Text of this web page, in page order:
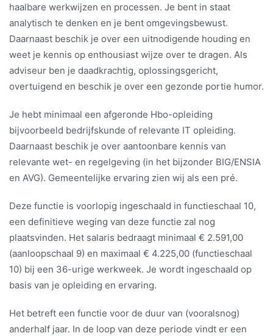
haalbare werkwijzen en processen. Je bent in staat
analytisch te denken en je bent omgevingsbewust.
Daarnaast beschik je over een uitnodigende houding en
weet je kennis op enthousiast wijze over te dragen. Als
adviseur ben je daadkrachtig, oplossingsgericht,
overtuigend en beschik je over een gezonde portie humor.
Je hebt minimaal een afgeronde Hbo-opleiding
bijvoorbeeld bedrijfskunde of relevante IT opleiding.
Daarnaast beschik je over aantoonbare kennis van
relevante wet- en regelgeving (in het bijzonder BIG/ENSIA
en AVG). Gemeentelijke ervaring zien wij als een pré.
Deze functie is voorlopig ingeschaald in functieschaal 10,
een definitieve weging van deze functie zal nog
plaatsvinden. Het salaris bedraagt minimaal € 2.591,00
(aanloopschaal 9) en maximaal € 4.225,00 (functieschaal
10) bij een 36-urige werkweek. Je wordt ingeschaald op
basis van je opleiding en ervaring.
Het betreft een functie voor de duur van (vooralsnog)
anderhalf jaar. In de loop van deze periode vindt er een